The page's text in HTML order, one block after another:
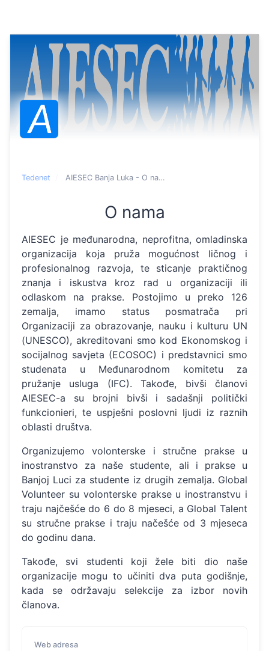
Tedenet AIESEC Banja Luka - O nama
O nama
AIESEC je međunarodna, neprofitna, omladinska
organizacija koja pruža mogućnost ličnog i
profesionalnog razvoja, te sticanje praktičnog
znanja i iskustva kroz rad u organizaciji ili
odlaskom na prakse. Postojimo u preko 126
zemalja, imamo status posmatrača pri
Organizaciji za obrazovanje, nauku i kulturu UN
(UNESCO), akreditovani smo kod Ekonomskog i
socijalnog savjeta (ECOSOC) i predstavnici smo
studenata u Međunarodnom komitetu za
pružanje usluga (IFC). Takođe, bivši članovi
AIESEC-a su brojni bivši i sadašnji politički
funkcionieri, te uspješni poslovni ljudi iz raznih
oblasti društva.
Organizujemo volonterske i stručne prakse u
inostranstvo za naše studente, ali i prakse u
Banjoj Luci za studente iz drugih zemalja. Global
Volunteer su volonterske prakse u inostranstvu i
traju najčešće do 6 do 8 mjeseci, a Global Talent
su stručne prakse i traju načešće od 3 mjeseca
do godinu dana.
Takođe, svi studenti koji žele biti dio naše
organizacije mogu to učiniti dva puta godišnje,
kada se održavaju selekcije za izbor novih
članova.
Web adresa